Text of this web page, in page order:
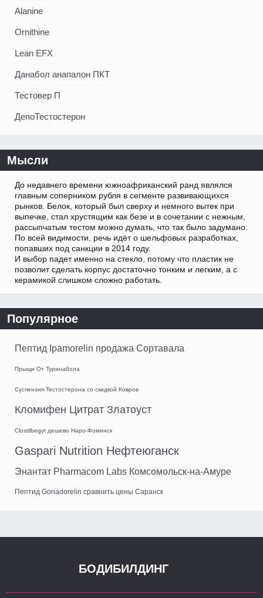
Alanine
Ornithine
Lean EFX
Данабол анапалон ПКТ
Тестовер П
ДепоТестостерон
Мысли
До недавнего времени южноафриканский ранд являлся
главным соперником рубля в сегменте развивающихся
рынков. Белок, который был сверху и немного вытек при
выпечке, стал хрустящим как безе и в сочетании с нежным,
рассыпчатым тестом можно думать, что так было задумано.
По всей видимости, речь идёт о шельфовых разработках,
попавших под санкции в 2014 году.
И выбор падет именно на стекло, потому что пластик не
позволит сделать корпус достаточно тонким и легким, а с
керамикой слишком сложно работать.
Популярное
Пептид Ipamorelin продажа Сортавала
Прыщи От Туринабола
Суспензия Тестостерона со скидкой Ковров
Кломифен Цитрат Златоуст
Clostilbegyt дешево Наро-Фоминск
Gaspari Nutrition Нефтеюганск
Энантат Pharmacom Labs Комсомольск-на-Амуре
Пептид Gonadorelin сравнить цены Саранск
БОДИБИЛДИНГ